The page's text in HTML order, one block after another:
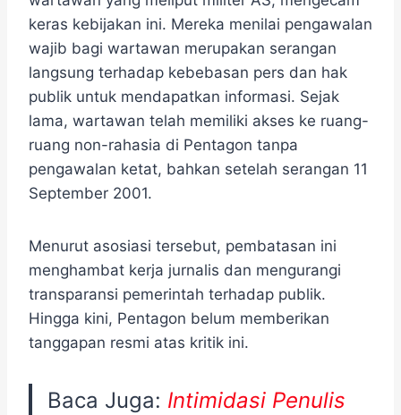
keras kebijakan ini. Mereka menilai pengawalan
wajib bagi wartawan merupakan serangan
langsung terhadap kebebasan pers dan hak
publik untuk mendapatkan informasi. Sejak
lama, wartawan telah memiliki akses ke ruang-
ruang non-rahasia di Pentagon tanpa
pengawalan ketat, bahkan setelah serangan 11
September 2001.
Menurut asosiasi tersebut, pembatasan ini
menghambat kerja jurnalis dan mengurangi
transparansi pemerintah terhadap publik.
Hingga kini, Pentagon belum memberikan
tanggapan resmi atas kritik ini.
Baca Juga: Intimidasi Penulis